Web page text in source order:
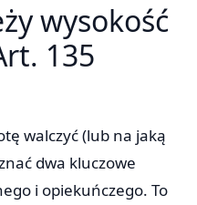
wysokość
135
walczyć (lub na jaką
dwa kluczowe
i opiekuńczego. To